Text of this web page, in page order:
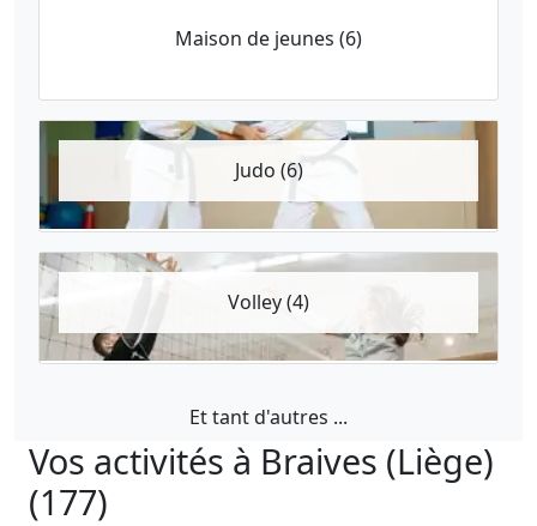
Maison de jeunes (6)
Judo (6)
Volley (4)
Et tant d'autres ...
Vos activités à Braives (Liège)
(177)